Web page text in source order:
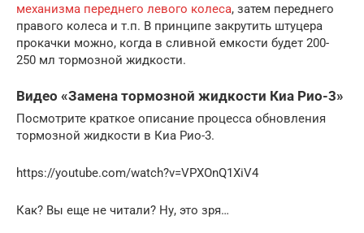
механизма переднего левого колеса, затем переднего
правого колеса и т.п. В принципе закрутить штуцера
прокачки можно, когда в сливной емкости будет 200-
250 мл тормозной жидкости.
Видео «Замена тормозной жидкости Киа Рио-3»
Посмотрите краткое описание процесса обновления
тормозной жидкости в Киа Рио-3.
https://youtube.com/watch?v=VPXOnQ1XiV4
Как? Вы еще не читали? Ну, это зря…